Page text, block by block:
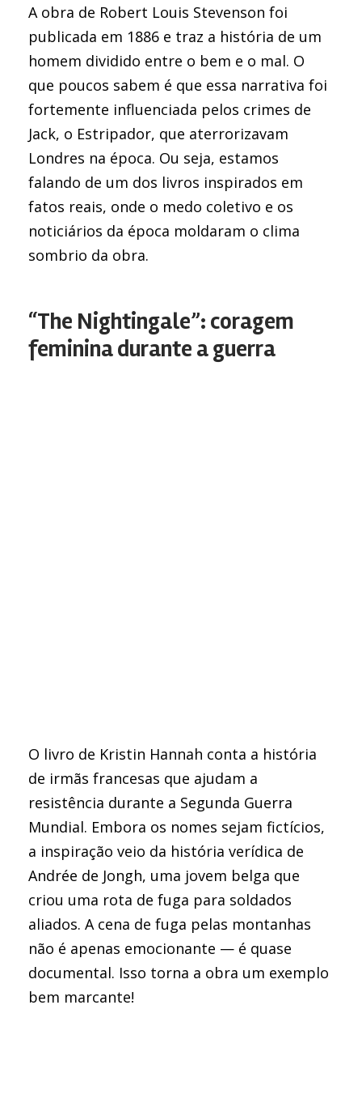
A obra de Robert Louis Stevenson foi
publicada em 1886 e traz a história de um
homem dividido entre o bem e o mal. O
que poucos sabem é que essa narrativa foi
fortemente influenciada pelos crimes de
Jack, o Estripador, que aterrorizavam
Londres na época. Ou seja, estamos
falando de um dos livros inspirados em
fatos reais, onde o medo coletivo e os
noticiários da época moldaram o clima
sombrio da obra.
“The Nightingale”: coragem
feminina durante a guerra
O livro de Kristin Hannah conta a história
de irmãs francesas que ajudam a
resistência durante a Segunda Guerra
Mundial. Embora os nomes sejam fictícios,
a inspiração veio da história verídica de
Andrée de Jongh, uma jovem belga que
criou uma rota de fuga para soldados
aliados. A cena de fuga pelas montanhas
não é apenas emocionante — é quase
documental. Isso torna a obra um exemplo
bem marcante!